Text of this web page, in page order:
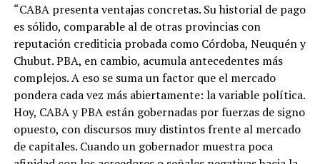
“CABA presenta ventajas concretas. Su historial de pago
es sólido, comparable al de otras provincias con
reputación crediticia probada como Córdoba, Neuquén y
Chubut. PBA, en cambio, acumula antecedentes más
complejos. A eso se suma un factor que el mercado
pondera cada vez más abiertamente: la variable política.
Hoy, CABA y PBA están gobernadas por fuerzas de signo
opuesto, con discursos muy distintos frente al mercado
de capitales. Cuando un gobernador muestra poca